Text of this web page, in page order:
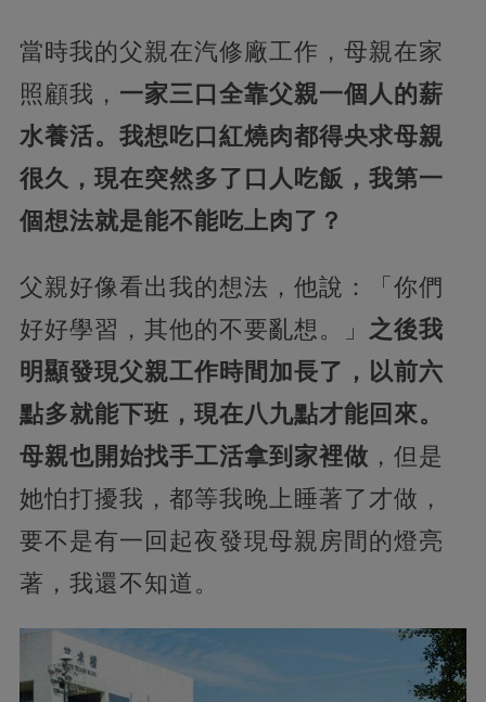
當時我的父親在汽修廠工作，母親在家
照顧我， 一家三口全靠父親一個人的薪
水養活。我想吃口紅燒肉都得央求母親
很久，現在突然多了口人吃飯，我第一
個想法就是能不能吃上肉了？
父親好像看出我的想法，他說：「你們
好好學習，其他的不要亂想。」 之後我
明顯發現父親工作時間加長了，以前六
點多就能下班，現在八九點才能回來。
母親也開始找手工活拿到家裡做 ，但是
她怕打擾我，都等我晚上睡著了才做，
要不是有一回起夜發現母親房間的燈亮
著，我還不知道。